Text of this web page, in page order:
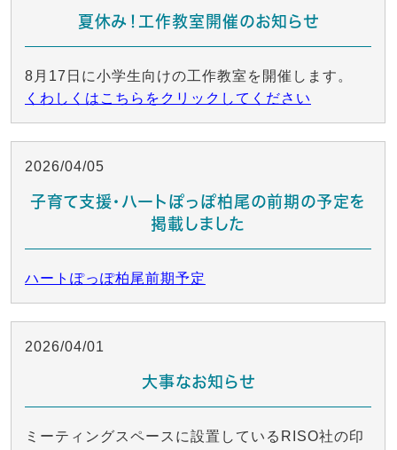
夏休み！工作教室開催のお知らせ
8月17日に小学生向けの工作教室を開催します。
くわしくはこちらをクリックしてください
2026/04/05
子育て支援・ハートぽっぽ柏尾の前期の予定を
掲載しました
ハートぽっぽ柏尾前期予定
2026/04/01
大事なお知らせ
ミーティングスペースに設置しているRISO社の印